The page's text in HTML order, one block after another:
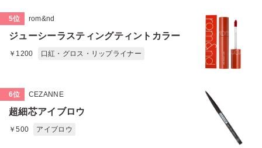
5位 rom&nd
ジューシーラスティングティントカラー
￥1200 口紅・グロス・リップライナー
6位 CEZANNE
超細芯アイブロウ
￥500 アイブロウ